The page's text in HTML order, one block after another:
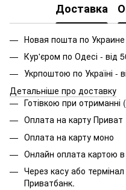
Доставка
Новая пошта по
Кур'єром по Одесі - від
Укрпоштою по Україні -
Детальніше про доставку
Готівкою при
Оплата на карту Приват
Оплата на карту моно
Онлайн оплата картою
Через касу або
Приватбанк.